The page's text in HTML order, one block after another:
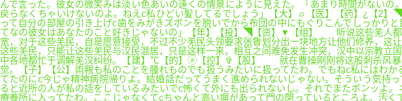
んで言った。彼女の微笑みは淡い色あいの遠くの情景にように見えた。「あまり時間がない
戻らなくちゃいけないのよ。ねえc私ひどい髪してるでしょう」【大】☼【医】【药】¿【2
って自分の部屋の引き上げc歯をみがきズボンを脱いでから布団の中にもぐりこんでしっかり
てなの彼女はあなたのこと好きじゃないの」【年】【投】◥【资】▼【组】 听说这些羌人都
宽，对于这些羌民，自是愿意接受，不过不少羌民头领要求张鲁划分出一块地方让他们修养，
这些羌民，只能让这些羌民与汉民混居，只是这样一来，相互之间难免发生冲突，汉中以宗教
中各地都忙于调解羌汉纠纷。【建】℃【的】ⓐ【控】✞【股】 就在曹操刚刚将这股刺杀风暴
觉。【子】【公】両親も私のことを腫れものでも扱うみたいに扱ってたわ。でもねc私にはわ
てたのにc今じゃ精神病院帰りよ。結婚話だってうまく進められないじゃない。そういう気持
ると近所の人が私の話をしているみたいでc怖くて外にも出られないし。それでまたボンッよ
療養所に入ってたわ。ここじゃなくてcちゃんと高い塀があって門の閉っているところよ。汚